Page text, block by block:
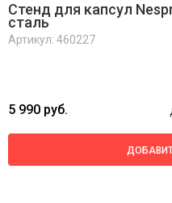
Стенд для капсул
сталь
Артикул: 460227
5 990 руб.